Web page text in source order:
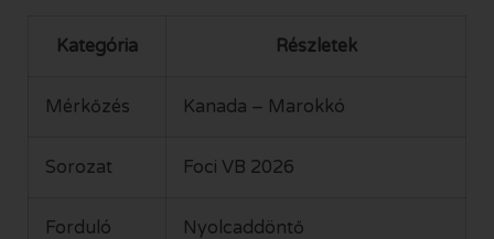
Kategória Részletek
Mérkőzés Kanada – Marokkó
Sorozat Foci VB 2026
Forduló Nyolcaddöntő